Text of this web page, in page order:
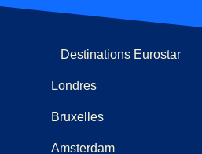
Destinations Eurostar
Londres
Bruxelles
Amsterdam